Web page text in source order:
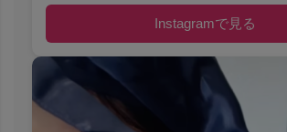
Instagramで見る